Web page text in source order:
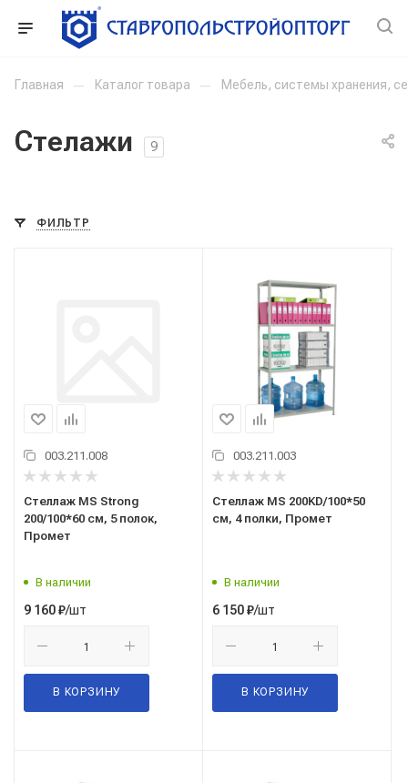
Главная — Каталог товара — Мебель, системы хранения,
Стелажи 9
ФИЛЬТР
003.211.008
Стеллаж MS Strong
200/100*60 см, 5 полок,
Промет
В наличии
9 160₽/шт
В КОРЗИНУ
003.211.003
Стеллаж MS 200KD/100*50
см, 4 полки, Промет
В наличии
6 150₽/шт
В КОРЗИНУ